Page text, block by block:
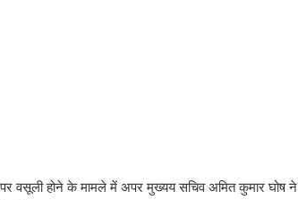
वसूली होने के मामले में अपर मुख्यय सचिव अमित कुमार घोष ने